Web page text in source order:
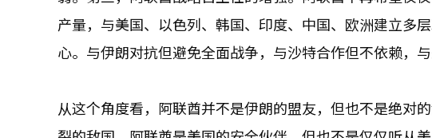
产量，与美国、以色列、韩国、印度、中国、欧洲建立多
心。与伊朗对抗但避免全面战争，与沙特合作但不依赖，
从这个角度看，阿联酋并不是伊朗的盟友，但也不是绝对